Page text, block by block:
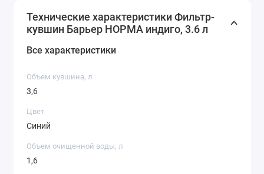
Технические характеристики Фильтр-
кувшин Барьер НОРМА индиго, 3.6 л
Все характеристики
Объем кувшина, л
3,6
Цвет
Синий
Объем очищенной воды, л
1,6